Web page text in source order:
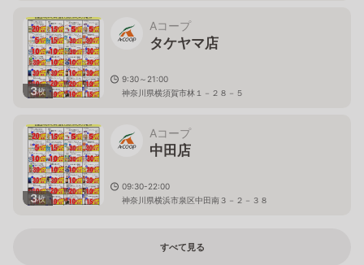
3枚
Aコープ
タケヤマ店
9:30～21:00
神奈川県横須賀市林１－２８－５
3枚
Aコープ
中田店
09:30-22:00
神奈川県横浜市泉区中田南３－２－３８
すべて見る